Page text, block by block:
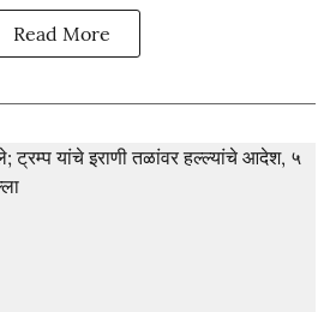
Read More